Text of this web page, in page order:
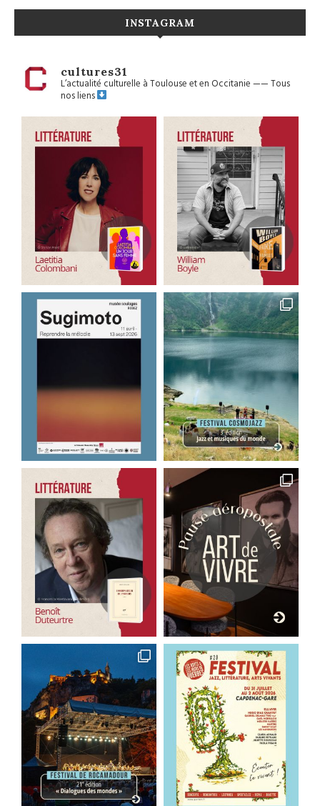
INSTAGRAM
cultures31
L’actualité culturelle à Toulouse et en Occitanie——Tous
nos liens